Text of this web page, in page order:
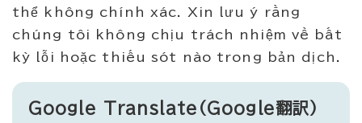
thể không chính xác. Xin lưu ý rằng
chúng tôi không chịu trách nhiệm về bất
kỳ lỗi hoặc thiếu sót nào trong bản dịch.
Google Translate（Google翻訳）